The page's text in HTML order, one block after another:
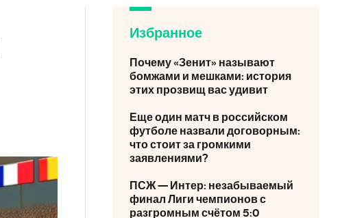
Избранное
Почему «Зенит» называют
бомжами и мешками: история
этих прозвищ вас удивит
Еще один матч в российском
футболе назвали договорным:
что стоит за громкими
заявлениями?
ПСЖ — Интер: незабываемый
финал Лиги чемпионов с
разгромным счётом 5:0